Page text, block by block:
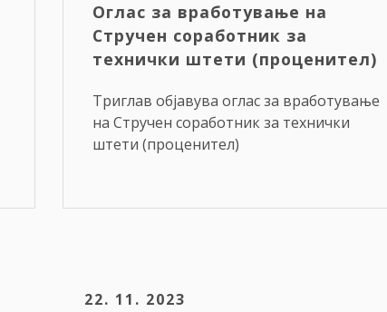
Оглас за вработување на
Стручен соработник за
технички штети (проценител)
Триглав објавува оглас за вработување
на Стручен соработник за технички
штети (проценител)
22. 11. 2023